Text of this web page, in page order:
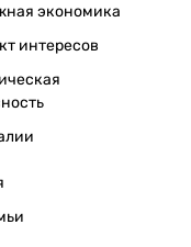
экономика
интересов